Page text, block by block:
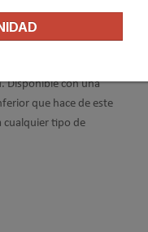
la firma que destaca por
Disponible con una
que hace de este
cualquier tipo de